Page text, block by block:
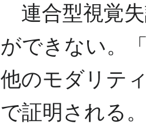
連合型視覚
ができない。
他のモダリテ
で証明される